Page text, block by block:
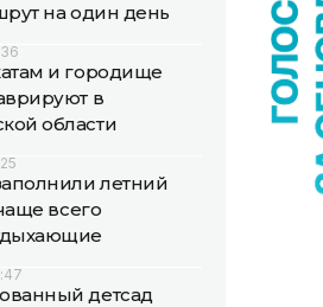
на один день
и городище
в
области
летний
всего
детсад